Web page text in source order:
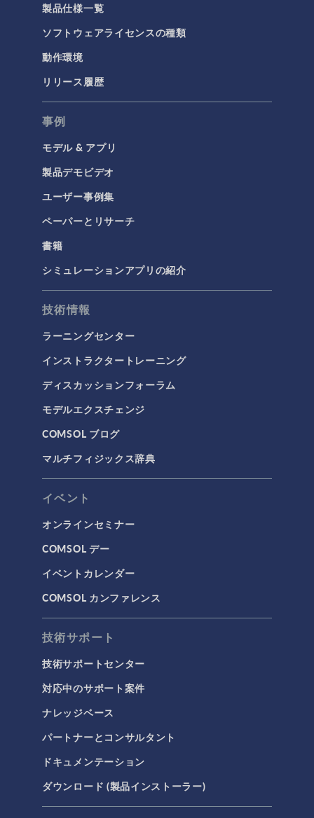
製品仕様一覧
ソフトウェアライセンスの種類
動作環境
リリース履歴
事例
モデル & アプリ
製品デモビデオ
ユーザー事例集
ペーパーとリサーチ
書籍
シミュレーションアプリの紹介
技術情報
ラーニングセンター
インストラクタートレーニング
ディスカッションフォーラム
モデルエクスチェンジ
COMSOL ブログ
マルチフィジックス辞典
イベント
オンラインセミナー
COMSOL デー
イベントカレンダー
COMSOL カンファレンス
技術サポート
技術サポートセンター
対応中のサポート案件
ナレッジベース
パートナーとコンサルタント
ドキュメンテーション
ダウンロード (製品インストーラー)